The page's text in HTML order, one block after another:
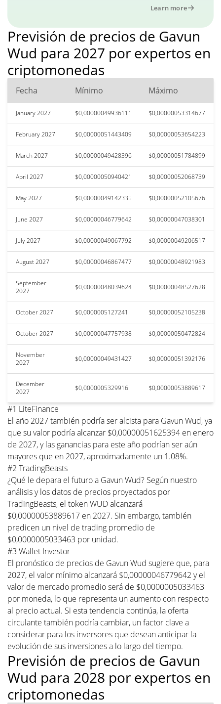
Learn more
Previsión de precios de Gavun
Wud para 2027 por expertos en
criptomonedas
Fecha Mínimo Máximo
January 2027 $0,00000049936111 $0,00000053314677
February 2027 $0,00000051443409 $0,00000053654223
March 2027 $0,00000049428396 $0,00000051784899
April 2027 $0,00000050940421 $0,00000052068739
May 2027 $0,00000049142335 $0,00000052105676
June 2027 $0,00000046779642 $0,00000047038301
July 2027 $0,00000049067792 $0,00000049206517
August 2027 $0,00000046867477 $0,00000048921983
September
2027
$0,00000048039624 $0,00000048527628
October 2027 $0,0000005127241 $0,00000052105238
October 2027 $0,00000047757938 $0,00000050472824
November
2027
$0,00000049431427 $0,00000051392176
December
2027
$0,0000005329916 $0,00000053889617
#1 LiteFinance
El año 2027 también podría ser alcista para Gavun Wud, ya
que su valor podría alcanzar $0,00000051625394 en enero
de 2027, y las ganancias para este año podrían ser aún
mayores que en 2027, aproximadamente un 1.08%.
#2 TradingBeasts
¿Qué le depara el futuro a Gavun Wud? Según nuestro
análisis y los datos de precios proyectados por
TradingBeasts, el token WUD alcanzará
$0,00000053889617 en 2027. Sin embargo, también
predicen un nivel de trading promedio de
$0,0000005033463 por unidad.
#3 Wallet Investor
El pronóstico de precios de Gavun Wud sugiere que, para
2027, el valor mínimo alcanzará $0,00000046779642 y el
valor de mercado promedio será de $0,0000005033463
por moneda, lo que representa un aumento con respecto
al precio actual. Si esta tendencia continúa, la oferta
circulante también podría cambiar, un factor clave a
considerar para los inversores que desean anticipar la
evolución de sus inversiones a lo largo del tiempo.
Previsión de precios de Gavun
Wud para 2028 por expertos en
criptomonedas